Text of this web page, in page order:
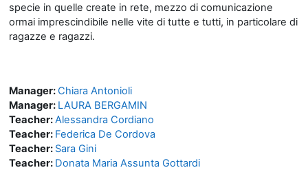
specie in quelle create in rete, mezzo di comunicazione
ormai imprescindibile nelle vite di tutte e tutti, in particolare di
ragazze e ragazzi.
Manager:Chiara Antonioli
Manager: LAURA BERGAMIN
Teacher:Alessandra Cordiano
Teacher: Federica De Cordova
Teacher: Sara Gini
Teacher: Donata Maria Assunta Gottardi